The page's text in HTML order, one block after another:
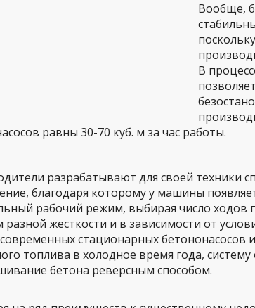
Вообще,
В
равны 30-70 куб. м за час работы.
разрабатывают для своей техники
благодаря которому у машины
рабочий режим, выбирая число ходов
разной жесткости и в зависимости от
стационарных
топлива в холодное время года,
бетона реверсным способом.